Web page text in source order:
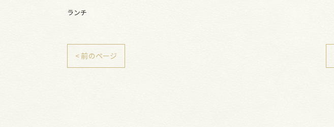
ランチ
< 前のページ